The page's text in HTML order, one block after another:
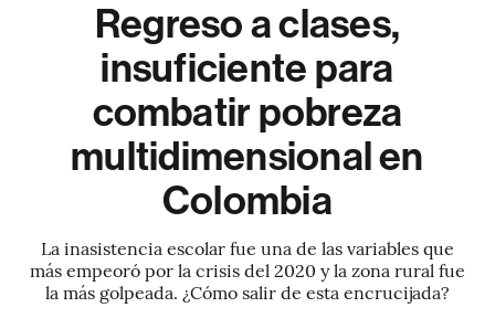
Regreso a clases,
insuficiente para
combatir pobreza
multidimensional en
Colombia
La inasistencia escolar fue una de las variables que
más empeoró por la crisis del 2020 y la zona rural fue
la más golpeada. ¿Cómo salir de esta encrucijada?